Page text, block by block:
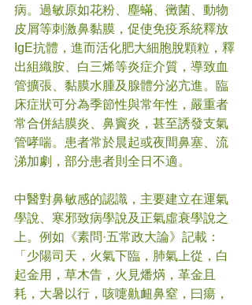
病。過敏原如花粉、塵蟎、黴菌、動物
皮屑等刺激鼻黏膜，促使免疫系統釋放
IgE抗體，進而活化肥大細胞脫顆粒，釋
出組織胺、白三烯等炎症介質，導致血
管擴張、黏膜水腫及腺體分泌亢進。臨
床症狀可分為季節性與常年性，嚴重者
常合併結膜炎、鼻竇炎，甚至誘發支氣
管哮喘。患者常於晨起或夜間鼻塞、流
涕加劇，部分患者則全日不適。
中醫對鼻敏感的認識，主要建立在運氣
學說、寒邪致病學說及正氣虛衰學說之
上。例如《素問·五常政大論》記載：
「少陽司天，火氣下臨，肺氣上從，白
起金用，草木眚，火見燔焫，革金且
耗，大暑以行，咳嚏鼽衄鼻窒，曰瘍，